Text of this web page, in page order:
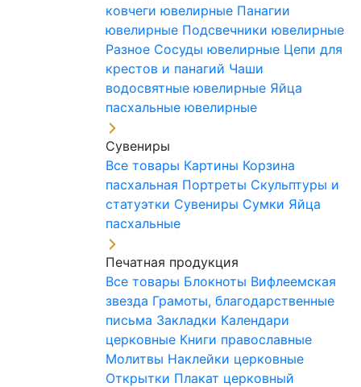
ковчеги ювелирные Панагии
ювелирные Подсвечники ювелирные
Разное Сосуды ювелирные Цепи для
крестов и панагий Чаши
водосвятные ювелирные Яйца
пасхальные ювелирные
Сувениры
Все товары Картины Корзина
пасхальная Портреты Скульптуры и
статуэтки Сувениры Сумки Яйца
пасхальные
Печатная продукция
Все товары Блокноты Вифлеемская
звезда Грамоты, благодарственные
письма Закладки Календари
церковные Книги православные
Молитвы Наклейки церковные
Открытки Плакат церковный